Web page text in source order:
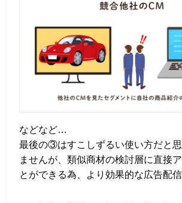
などなど…
最後の③はすこしずるい使い方だと
ませんが、類似商材の検討層に直接
とができる為、より効果的な広告配信